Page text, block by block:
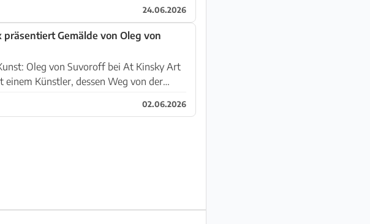
24.06.2026
Gemälde von Oleg von
Oleg von Suvoroff bei At Kinsky Art
02.06.2026